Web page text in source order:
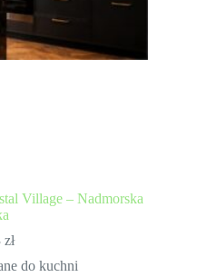
Village – Nadmorska
zł
do kuchni